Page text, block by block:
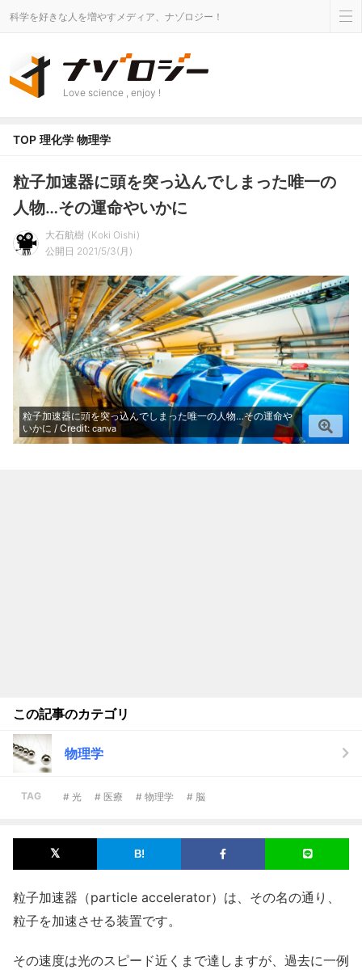
科学を好きな人を増やすメディア、ナゾロジー！
Love science , enjoy !
TOP 理化学 物理学
粒子加速器に頭を突っ込んでしまった唯一の
人物…その運命やいかに
大石航樹
Koki Oishi
公開日 2021/5/3(月)
粒子加速器に頭を突っ込んでしまった唯一の人物…その運命や
いかに / Credit: canva
この記事のカテゴリ
物理学
TAG # 光 # 医療 # 物理学 # 脳
粒子加速器（particle accelerator）は、その名の通り、
粒子を加速させる装置です。
その速度は光のスピード近くまで達しますが、過去に一例